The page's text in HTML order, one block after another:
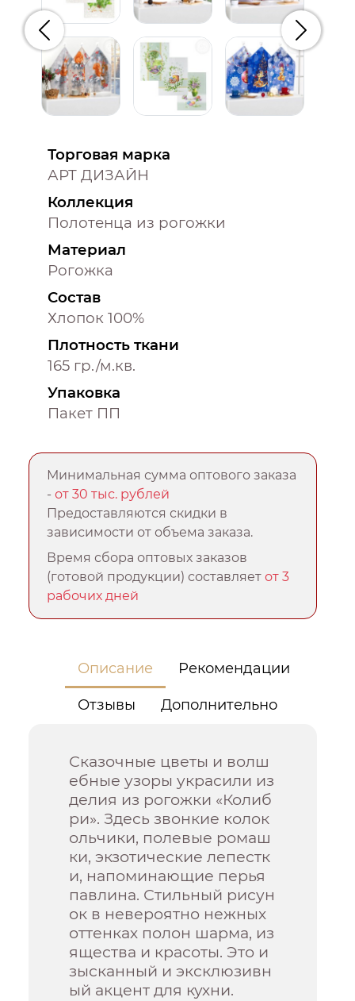
Предыдущий
Торговая марка
АРТ ДИЗАЙН
Коллекция
Полотенца из рогожки
Материал
Рогожка
Состав
Хлопок 100%
Плотность ткани
165 гр./м.кв.
Упаковка
Пакет ПП
Минимальная сумма оптового заказа
-от 30 тыс. рублей
Предоставляются скидки в
зависимости от объема заказа.
Время сбора оптовых заказов
(готовой продукции) составляетот 3
рабочих дней
Описание Рекомендации
Отзывы Дополнительно
Сказочные цветы и волш
ебные узоры украсили из
делия из рогожки «Колиб
ри». Здесь звонкие колок
ольчики, полевые ромаш
ки, экзотические лепестк
и, напоминающие перья
павлина. Стильный рисун
ок в невероятно нежных
оттенках полон шарма, из
ящества и красоты. Это и
зысканный и эксклюзивн
ый акцент для кухни.